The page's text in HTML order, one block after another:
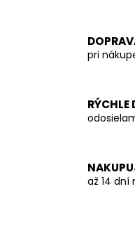
pri
RÝCHLE
až 14